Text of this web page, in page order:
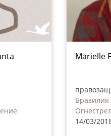
Marielle
Бразилия
14/03/